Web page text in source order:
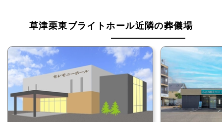
ことができます。
仮眠できます
草津ブライトホール【草津駅西】では、浴室が完備さ
れており通夜後に仮眠をとることも可能です。
慌ただしい葬儀の合間に、ゆっくりと体を休ませるこ
草津栗東ブライトホール近隣の葬儀場